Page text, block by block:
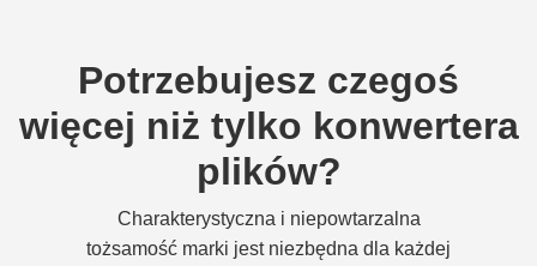
Potrzebujesz czegoś
więcej niż tylko konwertera
plików?
Charakterystyczna i niepowtarzalna
tożsamość marki jest niezbędna dla każdej